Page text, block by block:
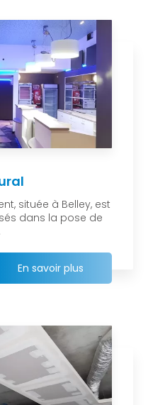
située à Belley, est
dans la pose de
En savoir plus